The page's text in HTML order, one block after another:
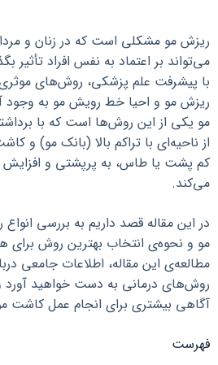
ریزش مو مشکلی است که در زنان و
می‌تواند بر اعتماد به نفس افراد تأثیر
با پیشرفت علم پزشکی، روش‌های موثری
ریزش مو و احیا خط رویش مو به
مو یکی از این روش‌ها است که با
از ناحیه‌ای با تراکم بالا (بانک مو) و
کم‌ پشت یا طاس، به پرپشتی و افزایش
می‌کند.
در این مقاله قصد داریم به بررسی
مو و نحوه‌ی انتخاب بهترین روش برای هر
مطالعه‌ی این مقاله، اطلاعات جامعی
روش‌های درمانی به دست خواهید آورد
آگاهی بیشتری برای انجام عمل کاشت
فهرست